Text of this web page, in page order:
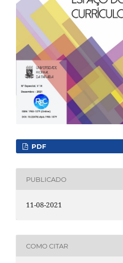
PDF
PUBLICADO
11-08-2021
COMO CITAR